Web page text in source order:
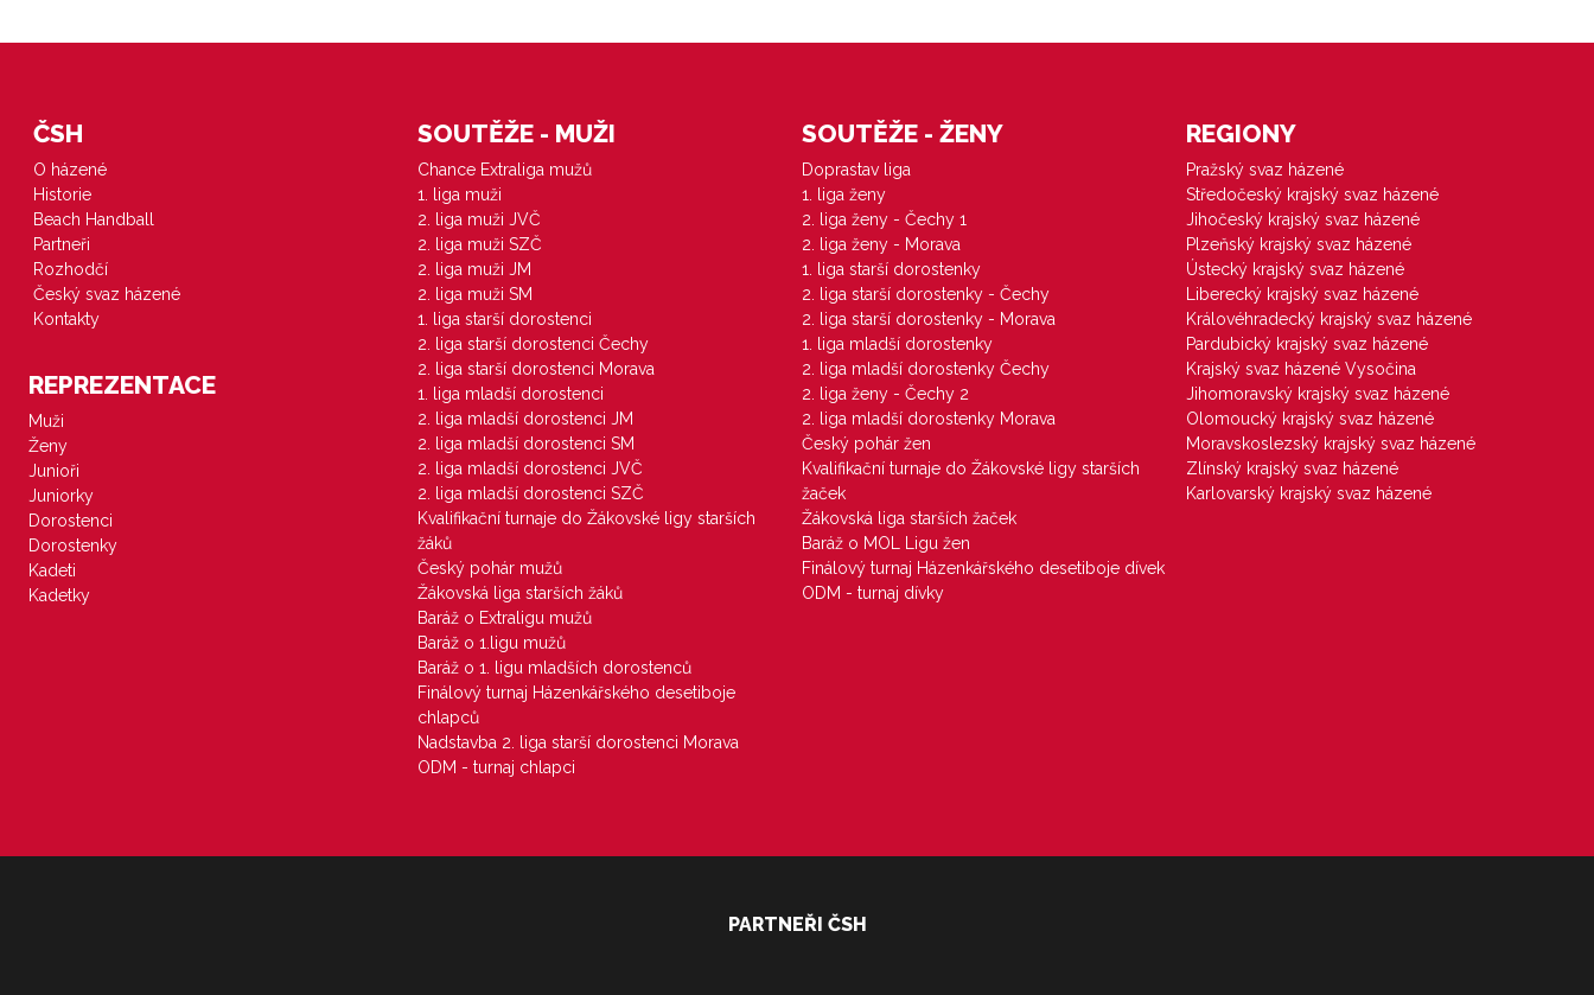
ČSH
O házené
Historie
Beach Handball
Partneři
Rozhodčí
Český svaz házené
Kontakty
REPREZENTACE
Muži
Ženy
Junioři
Juniorky
Dorostenci
Dorostenky
Kadeti
Kadetky
SOUTĚŽE - MUŽI
Chance Extraliga mužů
1. liga muži
2. liga muži JVČ
2. liga muži SZČ
2. liga muži JM
2. liga muži SM
1. liga starší dorostenci
2. liga starší dorostenci Čechy
2. liga starší dorostenci Morava
1. liga mladší dorostenci
2. liga mladší dorostenci JM
2. liga mladší dorostenci SM
2. liga mladší dorostenci JVČ
2. liga mladší dorostenci SZČ
Kvalifikační turnaje do Žákovské ligy starších
žáků
Český pohár mužů
Žákovská liga starších žáků
Baráž o Extraligu mužů
Baráž o 1.ligu mužů
Baráž o 1. ligu mladších dorostenců
Finálový turnaj Házenkářského desetiboje
chlapců
Nadstavba 2. liga starší dorostenci Morava
ODM - turnaj chlapci
SOUTĚŽE - ŽENY
Doprastav liga
1. liga ženy
2. liga ženy - Čechy 1
2. liga ženy - Morava
1. liga starší dorostenky
2. liga starší dorostenky - Čechy
2. liga starší dorostenky - Morava
1. liga mladší dorostenky
2. liga mladší dorostenky Čechy
2. liga ženy - Čechy 2
2. liga mladší dorostenky Morava
Český pohár žen
Kvalifikační turnaje do Žákovské ligy starších
žaček
Žákovská liga starších žaček
Baráž o MOL Ligu žen
Finálový turnaj Házenkářského desetiboje dívek
ODM - turnaj dívky
REGIONY
Pražský svaz házené
Středočeský krajský svaz házené
Jihočeský krajský svaz házené
Plzeňský krajský svaz házené
Ústecký krajský svaz házené
Liberecký krajský svaz házené
Královéhradecký krajský svaz házené
Pardubický krajský svaz házené
Krajský svaz házené Vysočina
Jihomoravský krajský svaz házené
Olomoucký krajský svaz házené
Moravskoslezský krajský svaz házené
Zlínský krajský svaz házené
Karlovarský krajský svaz házené
PARTNEŘI ČSH